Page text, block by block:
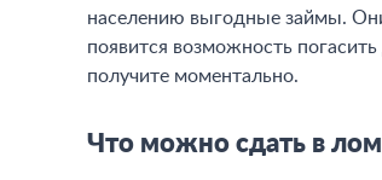
населению выгодные займы.
появится возможность
получите моментально.
Что можно сдать в